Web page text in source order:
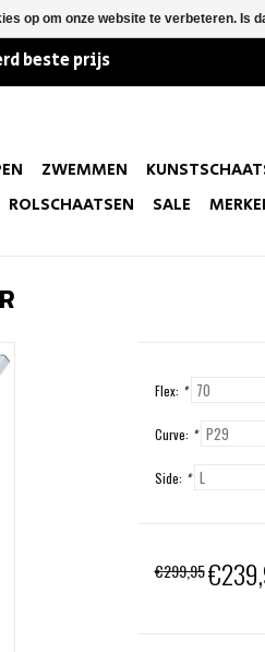
beste prijs
ZWEMMEN
ROLSCHAATSEN
SALE
Flex: *
Curve: *
Side: *
€299,95
op om onze website te verbeteren. Is